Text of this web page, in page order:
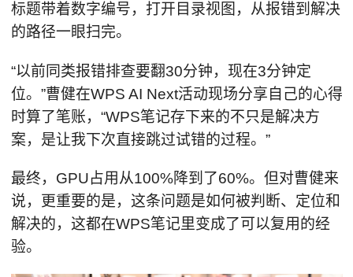
标题带着数字编号，打开目录视图，从报错到解决
的路径一眼扫完。
“以前同类报错排查要翻30分钟，现在3分钟定
位。”曹健在WPS AI Next活动现场分享自己的心得
时算了笔账，“WPS笔记存下来的不只是解决方
案，是让我下次直接跳过试错的过程。”
最终，GPU占用从100%降到了60%。但对曹健来
说，更重要的是，这条问题是如何被判断、定位和
解决的，这都在WPS笔记里变成了可以复用的经
验。